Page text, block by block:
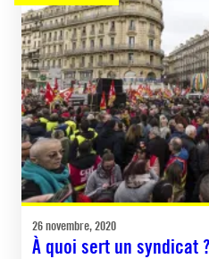
26 novembre, 2020
À quoi sert un syndicat ?